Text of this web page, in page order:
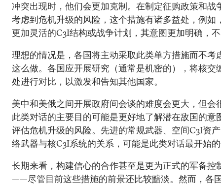
冲突出现时，他们会更加克制。在制定征购政策和战
考虑到危机升级的风险，这个措施有诸多益处，例如
更加灵活的C3I结构或战争计划，其意图更加明确，
理想的情况是，各国将主动采取此类单方措施而不考
这么做。各国应开展研究（通常是机密的），将核交
处进行对比，以激发和告知其他国家。
美中和美俄之间开展政府间会谈的难度会更大，但会
此类对话的主要目的可能是更好地了解潜在敌国的意
评估危机升级的风险。先进的常规武器、空间C3I资
络武器与核C3I系统的关系，可能是此类对话最开始
长期来看，构建信心的合作甚至是更为正式的军备控
——尽管目前这些措施的前景还比较黯淡。然而，各